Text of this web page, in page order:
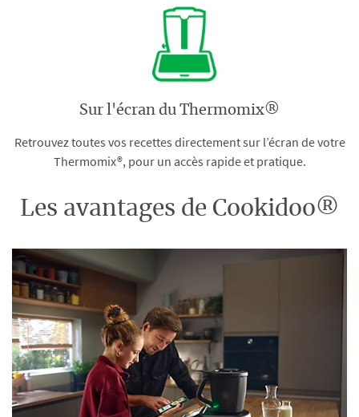
Sur l'écran du Thermomix®
Retrouvez toutes vos recettes directement sur l’écran de votre
Thermomix®, pour un accès rapide et pratique.
Les avantages de Cookidoo®